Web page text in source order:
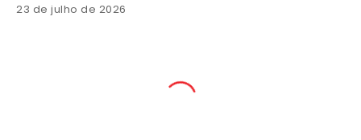
23 de julho de 2026